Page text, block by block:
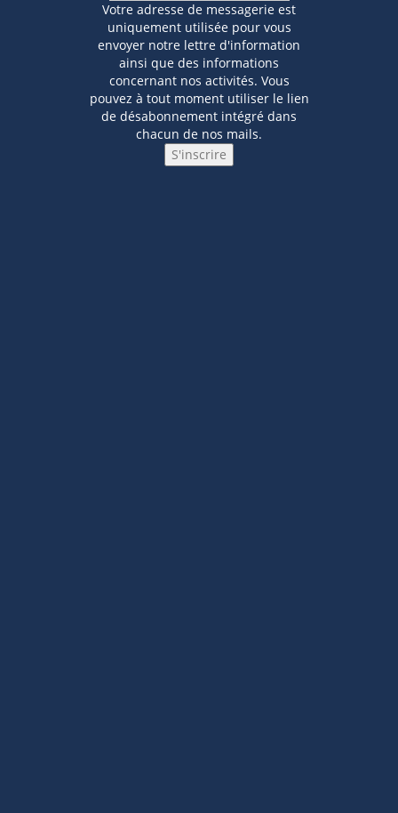
Votre adresse de messagerie est
uniquement utilisée pour vous
envoyer notre lettre d'information
ainsi que des informations
concernant nos activités. Vous
pouvez à tout moment utiliser le lien
de désabonnement intégré dans
chacun de nos mails.